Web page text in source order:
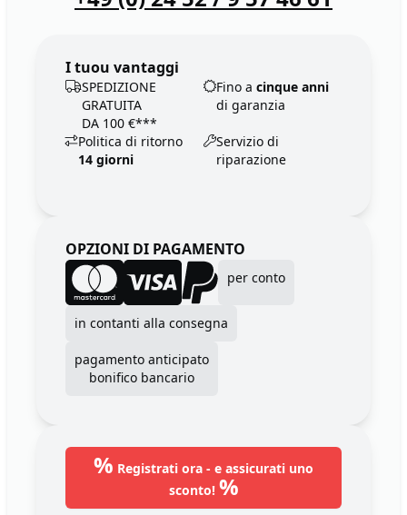
I tuou vantaggi
SPEDIZIONE
GRATUITA
DA 100 €***
Fino a cinque anni
di garanzia
Politica di ritorno
14 giorni
Servizio di
riparazione
OPZIONI DI PAGAMENTO
per conto
in contanti alla consegna
pagamento anticipato
bonifico bancario
% Registrati ora - e assicurati uno
sconto! %